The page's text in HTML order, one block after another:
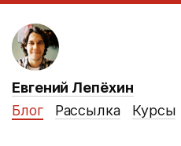
Евгений Лепёхин
Блог
Рассылка Курсы